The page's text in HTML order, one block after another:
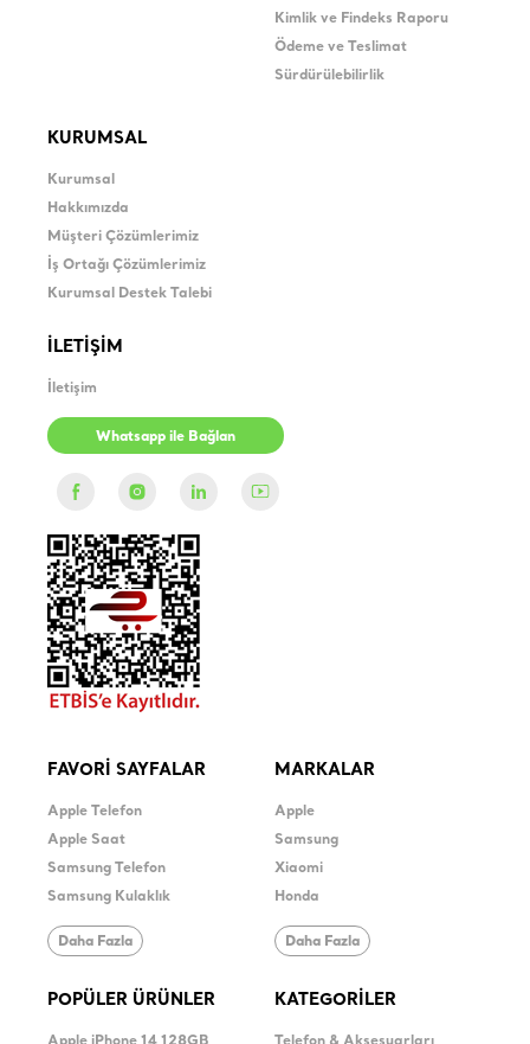
Kimlik ve Findeks Raporu
Ödeme ve Teslimat
Sürdürülebilirlik
KURUMSAL
Kurumsal
Hakkımızda
Müşteri Çözümlerimiz
İş Ortağı Çözümlerimiz
Kurumsal Destek Talebi
İLETİŞİM
İletişim
Whatsapp ile Bağlan
FAVORİ SAYFALAR
Apple Telefon
Apple Saat
Samsung Telefon
Samsung Kulaklık
Daha Fazla
MARKALAR
Apple
Samsung
Xiaomi
Honda
Daha Fazla
POPÜLER ÜRÜNLER KATEGORİLER